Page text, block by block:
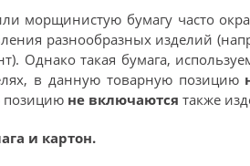
морщинистую бумагу часто
разнообразных изделий
Однако такая бумага,
в данную товарную позицию
позицию не включаются также
и картон.